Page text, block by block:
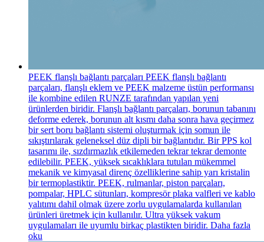
PEEK flanşlı bağlantı parçaları PEEK flanşlı bağlantı
parçaları, flanşlı eklem ve PEEK malzeme üstün performansı
ile kombine edilen RUNZE tarafından yapılan yeni
ürünlerden biridir. Flanşlı bağlantı parçaları, borunun tabanını
deforme ederek, borunun alt kısmı daha sonra hava geçirmez
bir sert boru bağlantı sistemi oluşturmak için somun ile
sıkıştırılarak geleneksel düz dipli bir bağlantıdır. Bir PPS kol
tasarımı ile, sızdırmazlık etkilemeden tekrar tekrar demonte
edilebilir. PEEK, yüksek sıcaklıklara tutulan mükemmel
mekanik ve kimyasal direnç özelliklerine sahip yarı kristalin
bir termoplastiktir. PEEK, rulmanlar, piston parçaları,
pompalar, HPLC sütunları, kompresör plaka valfleri ve kablo
yalıtımı dahil olmak üzere zorlu uygulamalarda kullanılan
ürünleri üretmek için kullanılır. Ultra yüksek vakum
uygulamaları ile uyumlu birkaç plastikten biridir. Daha fazla
oku